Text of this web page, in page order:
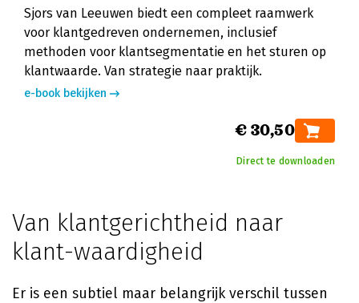
Sjors van Leeuwen biedt een compleet raamwerk
voor klantgedreven ondernemen, inclusief
methoden voor klantsegmentatie en het sturen op
klantwaarde. Van strategie naar praktijk.
e-book bekijken
€ 30,50
Direct te downloaden
Van klantgerichtheid naar
klant-waardigheid
Er is een subtiel maar belangrijk verschil tussen